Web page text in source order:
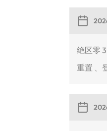
绝区零
重置 、